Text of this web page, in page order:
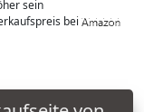
sein
bei